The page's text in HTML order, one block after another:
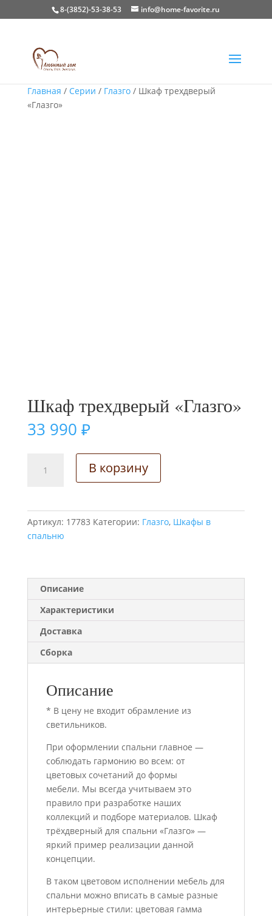
8-(3852)-53-38-53 info@home-favorite.ru
Главная / Серии / Глазго/ Шкаф трехдверый
«Глазго»
Шкаф трехдверый «Глазго»
33 990 ₽
товара
В корзину
Артикул: 17783 Категории: Глазго, Шкафы в
спальню
Описание
Характеристики
Доставка
Сборка
Описание
* В цену не входит обрамление из
светильников.
При оформлении спальни главное —
соблюдать гармонию во всем: от
цветовых сочетаний до формы
мебели. Мы всегда учитываем это
правило при разработке наших
коллекций и подборе материалов. Шкаф
трёхдверный для спальни «Глазго» —
яркий пример реализации данной
концепции.
В таком цветовом исполнении мебель для
спальни можно вписать в самые разные
интерьерные стили: цветовая гамма